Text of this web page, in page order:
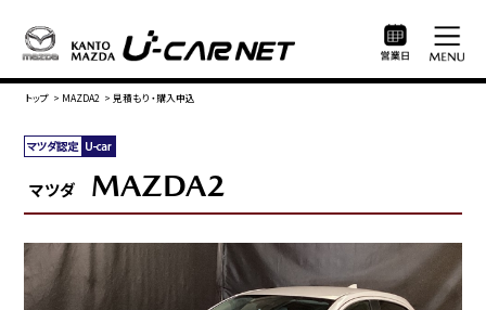
トップ > MAZDA2 > 見積もり・購入申込
マツダ MAZDA2